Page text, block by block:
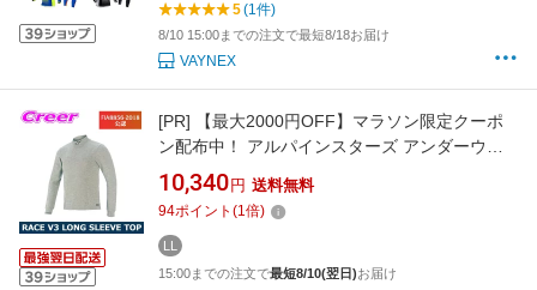
5(1件)
8/10 15:00までの注文で最短8/18お届け
VAYNEX
[PR]
【最大2000円OFF】マラソン限定クーポ
ン配布中！ アルパインスターズ アンダーウェ
ア RACE V3 LONG SLEEVE TOP 4754020-11
GRAY ユニセックス 女性 男性 FIA公式 FIA公認
レース alpinestars 【 FIA8856-2018公認 】
10,340 円 送料無料
94ポイント (1倍)
LL
15:00までの注文で最短8/10(翌日)お届け